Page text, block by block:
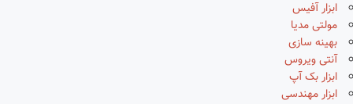
ابزار آفیس
مولتی مدیا
بهینه سازی
آنتی ویروس
ابزار بک آپ
ابزار مهندسی